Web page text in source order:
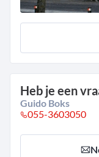
Heb je een
Guido Boks
055-3603050